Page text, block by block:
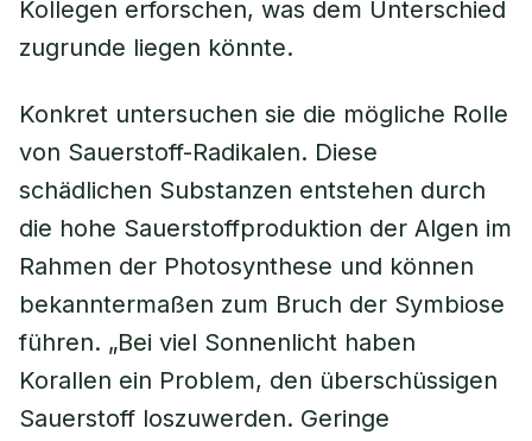
Kollegen erforschen, was dem Unterschied
zugrunde liegen könnte.
Konkret untersuchen sie die mögliche Rolle
von Sauerstoff-Radikalen. Diese
schädlichen Substanzen entstehen durch
die hohe Sauerstoffproduktion der Algen im
Rahmen der Photosynthese und können
bekanntermaßen zum Bruch der Symbiose
führen. „Bei viel Sonnenlicht haben
Korallen ein Problem, den überschüssigen
Sauerstoff loszuwerden. Geringe